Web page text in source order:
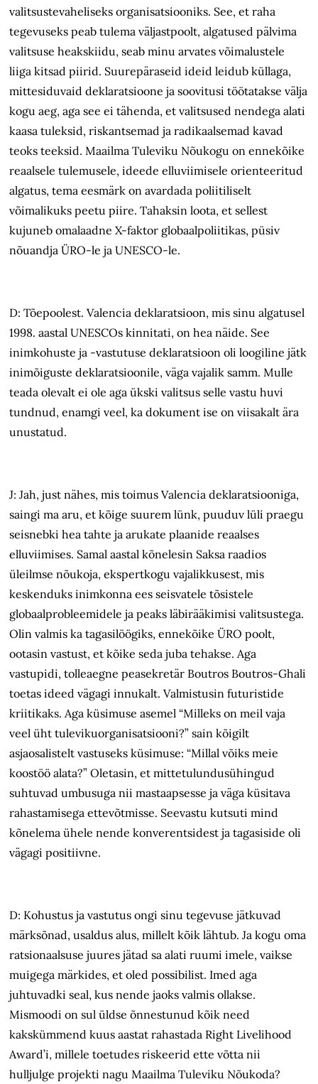
valitsustevaheliseks organisatsiooniks. See, et raha
tegevuseks peab tulema väljastpoolt, algatused pälvima
valitsuse heakskiidu, seab minu arvates võimalustele
liiga kitsad piirid. Suurepäraseid ideid leidub küllaga,
mittesiduvaid deklaratsioone ja soovitusi töötatakse välja
kogu aeg, aga see ei tähenda, et valitsused nendega alati
kaasa tuleksid, riskantsemad ja radikaalsemad kavad
teoks teeksid. Maailma Tuleviku Nõukogu on ennekõike
reaalsele tulemusele, ideede elluviimisele orienteeritud
algatus, tema eesmärk on avardada poliitiliselt
võimalikuks peetu piire. Tahaksin loota, et sellest
kujuneb omalaadne X-faktor globaalpoliitikas, püsiv
nõuandja ÜRO-le ja UNESCO-le.
D: Tõepoolest. Valencia deklaratsioon, mis sinu algatusel
1998. aastal UNESCOs kinnitati, on hea näide. See
inimkohuste ja -vastutuse deklaratsioon oli loogiline jätk
inimõiguste deklaratsioonile, väga vajalik samm. Mulle
teada olevalt ei ole aga ükski valitsus selle vastu huvi
tundnud, enamgi veel, ka dokument ise on viisakalt ära
unustatud.
J: Jah, just nähes, mis toimus Valencia deklaratsiooniga,
saingi ma aru, et kõige suurem lünk, puuduv lüli praegu
seisnebki hea tahte ja arukate plaanide reaalses
elluviimises. Samal aastal kõnelesin Saksa raadios
üleilmse nõukoja, ekspertkogu vajalikkusest, mis
keskenduks inimkonna ees seisvatele tõsistele
globaalprobleemidele ja peaks läbirääkimisi valitsustega.
Olin valmis ka tagasilöögiks, ennekõike ÜRO poolt,
ootasin vastust, et kõike seda juba tehakse. Aga
vastupidi, tolleaegne peasekretär Boutros Boutros-Ghali
toetas ideed vägagi innukalt. Valmistusin futuristide
kriitikaks. Aga küsimuse asemel “Milleks on meil vaja
veel üht tulevikuorganisatsiooni?” sain kõigilt
asjaosalistelt vastuseks küsimuse: “Millal võiks meie
koostöö alata?” Oletasin, et mittetulundusühingud
suhtuvad umbusuga nii mastaapsesse ja väga küsitava
rahastamisega ettevõtmisse. Seevastu kutsuti mind
kõnelema ühele nende konverentsidest ja tagasiside oli
vägagi positiivne.
D: Kohustus ja vastutus ongi sinu tegevuse jätkuvad
märksõnad, usaldus alus, millelt kõik lähtub. Ja kogu oma
ratsionaalsuse juures jätad sa alati ruumi imele, vaikse
muigega märkides, et oled possibilist. Imed aga
juhtuvadki seal, kus nende jaoks valmis ollakse.
Mismoodi on sul üldse õnnestunud kõik need
kakskümmend kuus aastat rahastada Right Livelihood
Award’i, millele toetudes riskeerid ette võtta nii
hulljulge projekti nagu Maailma Tuleviku Nõukoda?